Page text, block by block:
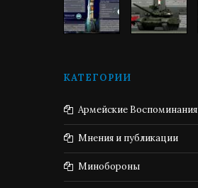
КАТЕГОРИИ
Армейские Воспоминания
Мнения и публикации
Минобороны